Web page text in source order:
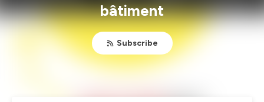
bâtiment
Subscribe